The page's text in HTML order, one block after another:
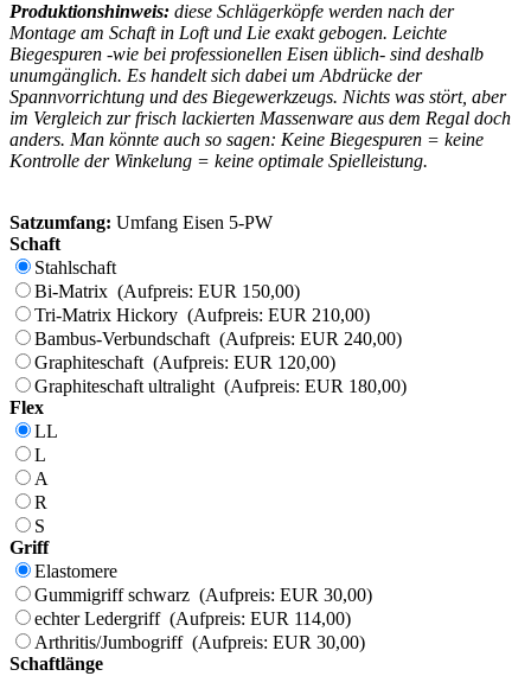
Produktionshinweis: diese Schlägerköpfe werden nach der
Montage am Schaft in Loft und Lie exakt gebogen. Leichte
Biegespuren -wie bei professionellen Eisen üblich- sind deshalb
unumgänglich. Es handelt sich dabei um Abdrücke der
Spannvorrichtung und des Biegewerkzeugs. Nichts was stört, aber
im Vergleich zur frisch lackierten Massenware aus dem Regal doch
anders. Man könnte auch so sagen: Keine Biegespuren = keine
Kontrolle der Winkelung = keine optimale Spielleistung.
Satzumfang: Umfang Eisen 5-PW
Schaft
Stahlschaft
Bi-Matrix (Aufpreis: EUR 150,00)
Tri-Matrix Hickory (Aufpreis: EUR 210,00)
Bambus-Verbundschaft (Aufpreis: EUR 240,00)
Graphiteschaft (Aufpreis: EUR 120,00)
Graphiteschaft ultralight (Aufpreis: EUR 180,00)
Flex
LL
L
A
R
S
Griff
Elastomere
Gummigriff schwarz (Aufpreis: EUR 30,00)
echter Ledergriff (Aufpreis: EUR 114,00)
Arthritis/Jumbogriff (Aufpreis: EUR 30,00)
Schaftlänge